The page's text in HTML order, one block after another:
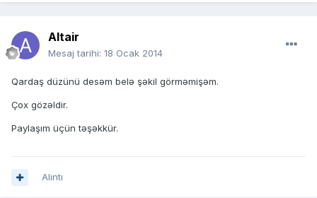
Altair
Mesaj tarihi: 18 Ocak 2014
Qardaş düzünü desəm belə şəkil görməmişəm.
Çox gözəldir.
Paylaşım üçün təşəkkür.
Alıntı